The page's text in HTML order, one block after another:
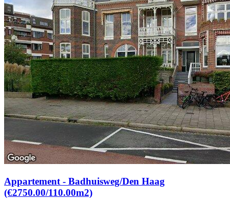
Appartement - Badhuisweg/Den Haag
(€2750.00/110.00m2)